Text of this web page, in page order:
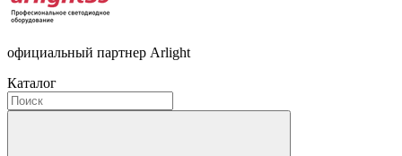
официальный партнер Arlight
Каталог